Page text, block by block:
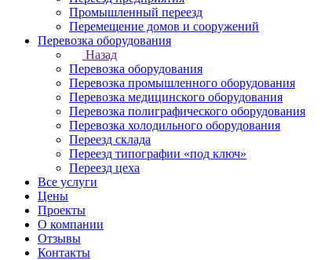
Промышленный переезд
Перемещение домов и сооружений
Перевозка оборудования
Назад
Перевозка оборудования
Перевозка промышленного оборудования
Перевозка медицинского оборудования
Перевозка полиграфического оборудования
Перевозка холодильного оборудования
Переезд склада
Переезд типографии «под ключ»
Переезд цеха
Все услуги
Цены
Проекты
О компании
Отзывы
Контакты